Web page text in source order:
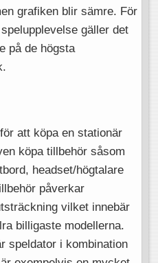
grafiken blir sämre. För
gäller det
på de högsta
att köpa en stationär
köpa tillbehör såsom
headset/högtalare
påverkar
vilket innebär
billigaste modellerna.
speldator i kombination